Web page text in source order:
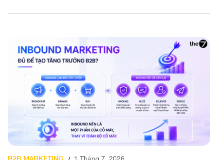
B2B MARKETING 1 Tháng 7, 2026